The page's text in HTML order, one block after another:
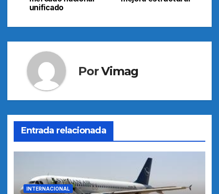
entradas
unificado
PorVimag
Entrada relacionada
INTERNACIONAL